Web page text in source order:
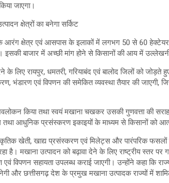
जाएगा।
कि आरंग क्षेत्र एवं आसपास के इलाकों में लगभग 50 से 60
इसकी बाजार में अच्छी मांग होने से किसानों की आय में
के लिए रायपुर, धमतरी, गरियाबंद एवं बालोद जिलों को जोड़ते
भंडारण एवं विपणन की समेकित व्यवस्था तैयार की जाएगी,
किया तथा स्वयं मखाना चखकर उसकी गुणवत्ता की
तथा आधुनिक प्रसंस्करण इकाइयों के माध्यम से किसानों को
खेती, खाद्य प्रसंस्करण एवं मिलेट्स और पारंपरिक फसलों
है। मखाना उत्पादन को बढ़ावा देने के लिए राष्ट्रीय स्तर पर
एवं विपणन सहायता उपलब्ध कराई जाएगी। उन्होंने कहा कि
और छत्तीसगढ़ देश के प्रमुख मखाना उत्पादक राज्यों में